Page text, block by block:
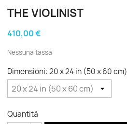
THE VIOLINIST
410,00 €
Nessuna tassa
Dimensioni: 20 x 24 in (50 x 60 cm)
Quantità